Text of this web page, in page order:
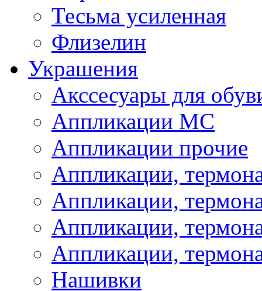
Тесьма усиленная
Флизелин
Украшения
Акссесуары для
Аппликации МС
Аппликации прочие
Аппликации,
Аппликации,
Аппликации,
Аппликации,
Нашивки